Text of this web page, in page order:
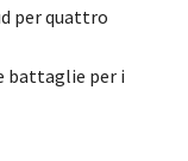
per quattro
battaglie per i